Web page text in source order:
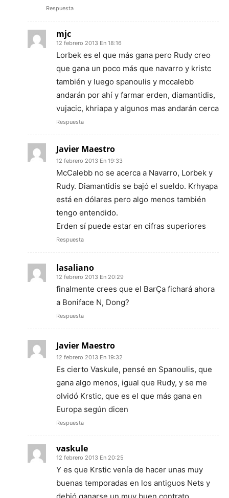
Respuesta
mjc
12 febrero 2013 En 18:16
Lorbek es el que más gana pero Rudy creo
que gana un poco más que navarro y kristc
también y luego spanoulis y mccalebb
andarán por ahí y farmar erden, diamantidis,
vujacic, khriapa y algunos mas andarán cerca
Respuesta
Javier Maestro
12 febrero 2013 En 19:33
McCalebb no se acerca a Navarro, Lorbek y
Rudy. Diamantidis se bajó el sueldo. Krhyapa
está en dólares pero algo menos también
tengo entendido.
Erden sí puede estar en cifras superiores
Respuesta
lasaliano
12 febrero 2013 En 20:29
finalmente crees que el BarÇa fichará ahora
a Boniface N, Dong?
Respuesta
Javier Maestro
12 febrero 2013 En 19:32
Es cierto Vaskule, pensé en Spanoulis, que
gana algo menos, igual que Rudy, y se me
olvidó Krstic, que es el que más gana en
Europa según dicen
Respuesta
vaskule
12 febrero 2013 En 20:25
Y es que Krstic venía de hacer unas muy
buenas temporadas en los antiguos Nets y